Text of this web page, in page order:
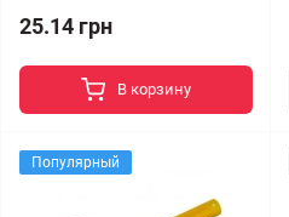
25.14 грн
В корзину
Популярный